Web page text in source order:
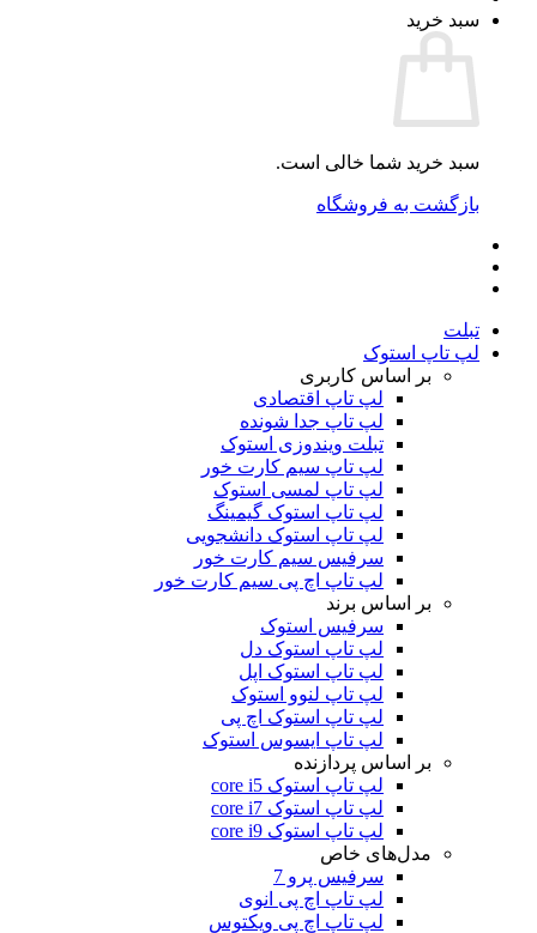
سبد خرید
سبد خرید شما خالی است.
بازگشت به فروشگاه
تبلت
لپ تاپ استوک
بر اساس کاربری
لپ تاپ اقتصادی
لپ تاپ جدا شونده
تبلت ویندوزی استوک
لپ تاپ سیم کارت خور
لپ تاپ لمسی استوک
لپ تاپ استوک گیمینگ
لپ تاپ استوک دانشجویی
سرفیس سیم کارت خور
لپ تاپ اچ پی سیم کارت خور
بر اساس برند
سرفیس استوک
لپ تاپ استوک دل
لپ تاپ استوک اپل
لپ تاپ لنوو استوک
لپ تاپ استوک اچ پی
لپ تاپ ایسوس استوک
بر اساس پردازنده
لپ تاپ استوک core i5
لپ تاپ استوک core i7
لپ تاپ استوک core i9
مدل‌های خاص
سرفیس پرو 7
لپ تاپ اچ پی انوی
لپ تاپ اچ پی ویکتوس